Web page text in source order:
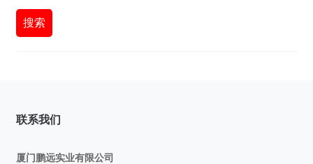
搜索
联系我们
厦门鹏远实业有限公司